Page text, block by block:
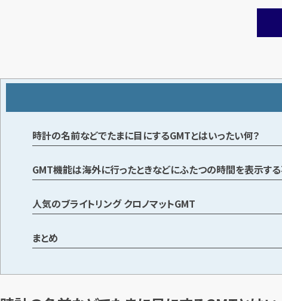
時計の名前などでたまに目にするGMTとはいったい何？
GMT機能は海外に行ったときなどにふたつの時間を表示す
人気のブライトリング クロノマットGMT
まとめ